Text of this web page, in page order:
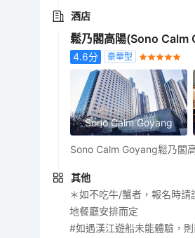
酒店
鬆乃閣高陽(Sono Calm
4.6分 豪華型
Sono Calm Goyang
Sono Calm Goyang鬆乃閣
其他
＊如不吃牛/蟹者，報名時
地餐廳安排而定
#如遇漢江遊船未能體驗，